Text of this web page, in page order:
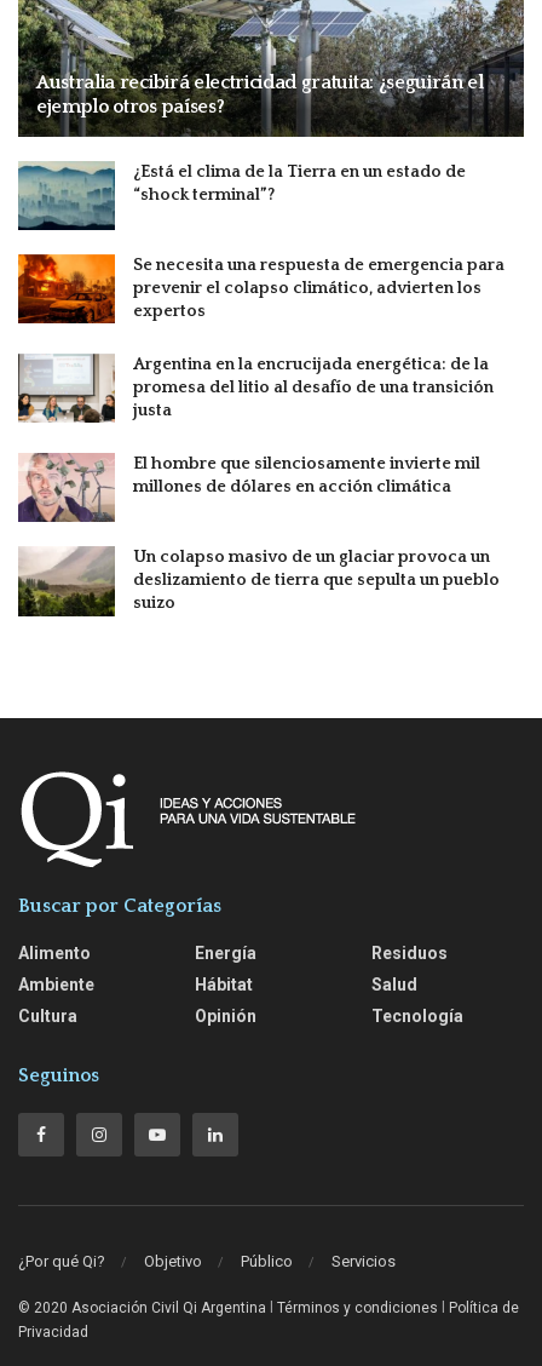
Australia recibirá electricidad gratuita: ¿seguirán el
ejemplo otros países?
¿Está el clima de la Tierra en un estado de
“shock terminal”?
Se necesita una respuesta de emergencia para
prevenir el colapso climático, advierten los
expertos
Argentina en la encrucijada energética: de la
promesa del litio al desafío de una transición
justa
El hombre que silenciosamente invierte mil
millones de dólares en acción climática
Un colapso masivo de un glaciar provoca un
deslizamiento de tierra que sepulta un pueblo
suizo
Buscar por Categorías
Alimento
Ambiente
Cultura
Energía
Hábitat
Opinión
Residuos
Salud
Tecnología
Seguinos
¿Por qué Qi? Objetivo Público Servicios
© 2020 Asociación Civil Qi Argentina Términos y condiciones
Política de
Privacidad